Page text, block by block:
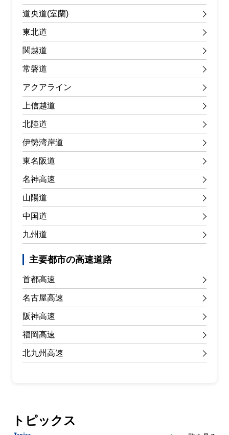
道央道(室蘭)
東北道
関越道
常磐道
アクアライン
上信越道
北陸道
伊勢湾岸道
東名阪道
名神高速
山陽道
中国道
九州道
主要都市の高速道路
首都高速
名古屋高速
阪神高速
福岡高速
北九州高速
トピックス